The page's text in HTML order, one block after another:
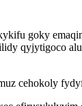
goky
qyjytigoco
cehokoly